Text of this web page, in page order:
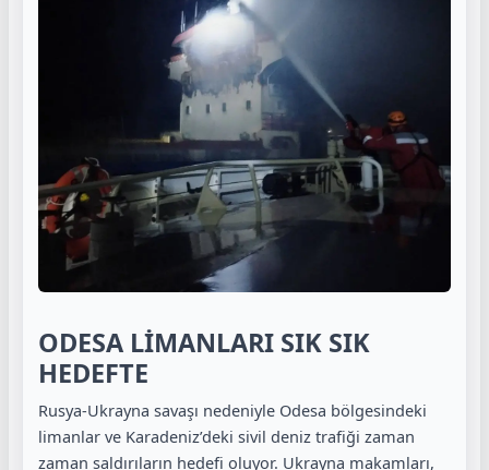
ODESA LİMANLARI SIK SIK
HEDEFTE
Rusya-Ukrayna savaşı nedeniyle Odesa bölgesindeki
limanlar ve Karadeniz’deki sivil deniz trafiği zaman
zaman saldırıların hedefi oluyor. Ukrayna makamları,